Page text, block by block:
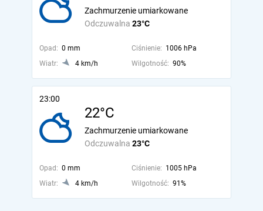
Odczuwalna 23°C
Zachmurzenie umiarkowane
Opad: 0 mm Ciśnienie: 1006 hPa
Wiatr:
4 km/h Wilgotność: 90%
23:00
22°C
Odczuwalna 23°C
Zachmurzenie umiarkowane
Opad: 0 mm Ciśnienie: 1005 hPa
Wiatr:
4 km/h Wilgotność: 91%